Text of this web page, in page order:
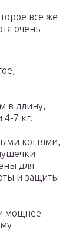
все же
очень
в длину,
4-7 кг.
когтями,
для
и защиты
мощнее